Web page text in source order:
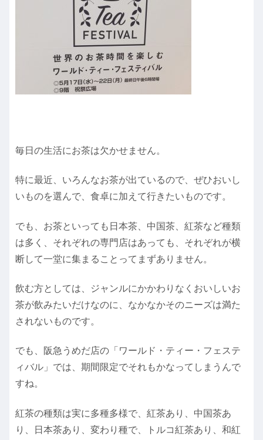
毎日の生活にお茶は欠かせません。
特に最近、いろんなお茶が出ているので、ぜひおいし
いものを選んで、食卓に加えて行きたいものです。
でも、お茶といっても日本茶、中国茶、紅茶など種類
は多く、それぞれの専門店はあっても、それぞれが横
断して一堂に集まることってまずありません。
飲む方としては、ジャンルにかかわりなくおいしいお
茶が飲みたいだけなのに、なかなかそのニーズは満た
されないものです。
でも、阪急うめだ店の「ワールド・ティー・フェステ
ィバル」では、期間限定でそれもかなってしまうんで
すね。
紅茶の種類は実に多種多様で、紅茶あり、中国茶あ
り、日本茶あり、変わり種で、トルコ紅茶あり、和紅